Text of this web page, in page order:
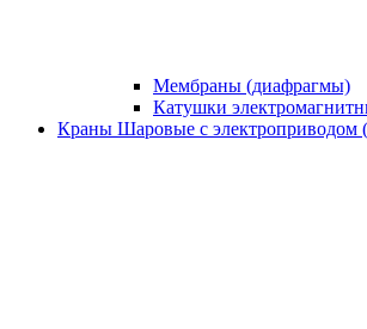
Мембраны (диафрагмы)
Катушки
Краны Шаровые с электроприводом